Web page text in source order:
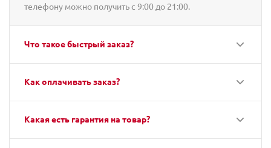
телефону можно получить с 9:00 до 21:00.
Что такое быстрый заказ?
Как оплачивать заказ?
Какая есть гарантия на товар?